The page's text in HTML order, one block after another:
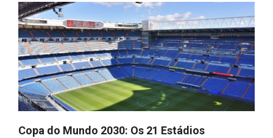
JARDINAGEM
E
ORGANIZAÇÃO
Copa do Mundo 2030: Os 21 Estádios